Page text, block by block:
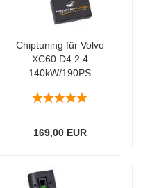
Chiptuning für Volvo
XC60 D4 2.4
140kW/190PS
169,00 EUR